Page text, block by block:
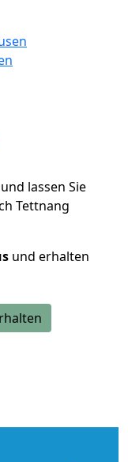
lassen Sie
Tettnang
und erhalten